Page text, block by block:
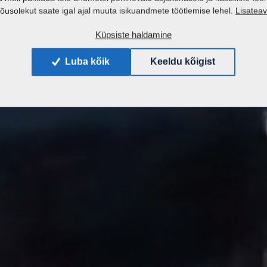
saate igal ajal muuta isikuandmete töötlemise lehel.
Küpsiste haldamine
Luba kõik Keeldu kõigist